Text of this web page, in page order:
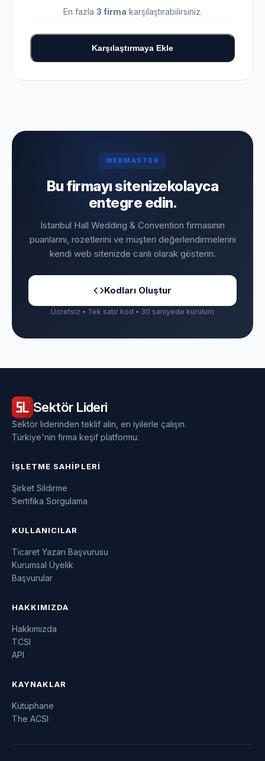
En fazla 3 firma karşılaştırabilirsiniz.
Karşılaştırmaya Ekle
WEBMASTER
Bu firmayı sitenizekolayca
entegre edin.
İstanbul Hall Wedding & Convention firmasının
puanlarını, rozetlerini ve müşteri değerlendirmelerini
kendi web sitenizde canlı olarak gösterin.
Kodları Oluştur
Ücretsiz • Tek satır kod • 30 saniyede kurulum
Sektör Lideri
Sektör liderinden teklif alın, en iyilerle çalışın.
Türkiye'nin firma keşif platformu.
İŞLETME SAHIPLERI
Şirket Sildirme
Sertifika Sorgulama
KULLANICILAR
Ticaret Yazarı Başvurusu
Kurumsal Üyelik
Başvurular
HAKKIMIZDA
Hakkımızda
TCSI
API
KAYNAKLAR
Kütüphane
The ACSI